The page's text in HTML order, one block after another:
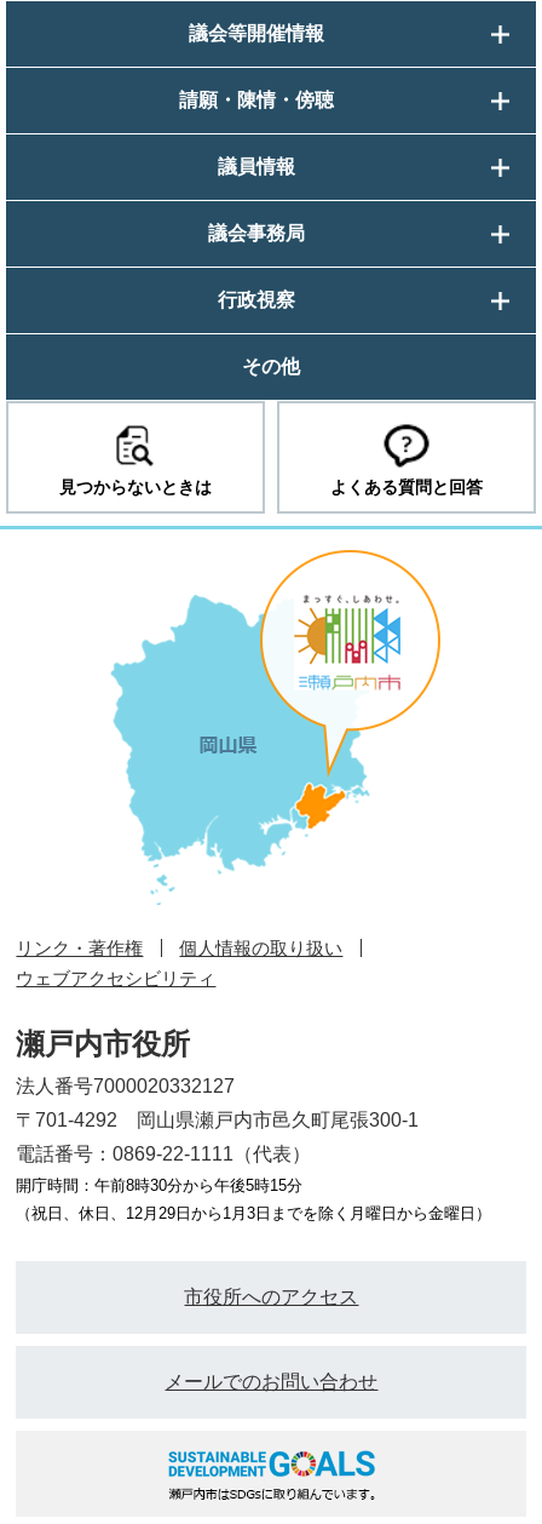
議会等開催情報
請願・陳情・傍聴
議員情報
議会事務局
行政視察
その他
見つからないときは よくある質問と回答
リンク・著作権
個人情報の取り扱い
ウェブアクセシビリティ
瀬戸内市役所
法人番号7000020332127
〒701-4292 岡山県瀬戸内市邑久町尾張300-1
電話番号：0869-22-1111（代表）
開庁時間：午前8時30分から午後5時15分
（祝日、休日、12月29日から1月3日までを除く月曜日から金曜日）
市役所へのアクセス
メールでのお問い合わせ